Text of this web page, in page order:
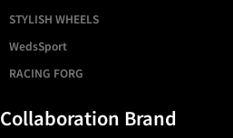
STYLISH WHEELS
WedsSport
RACING FORG
Collaboration Brand